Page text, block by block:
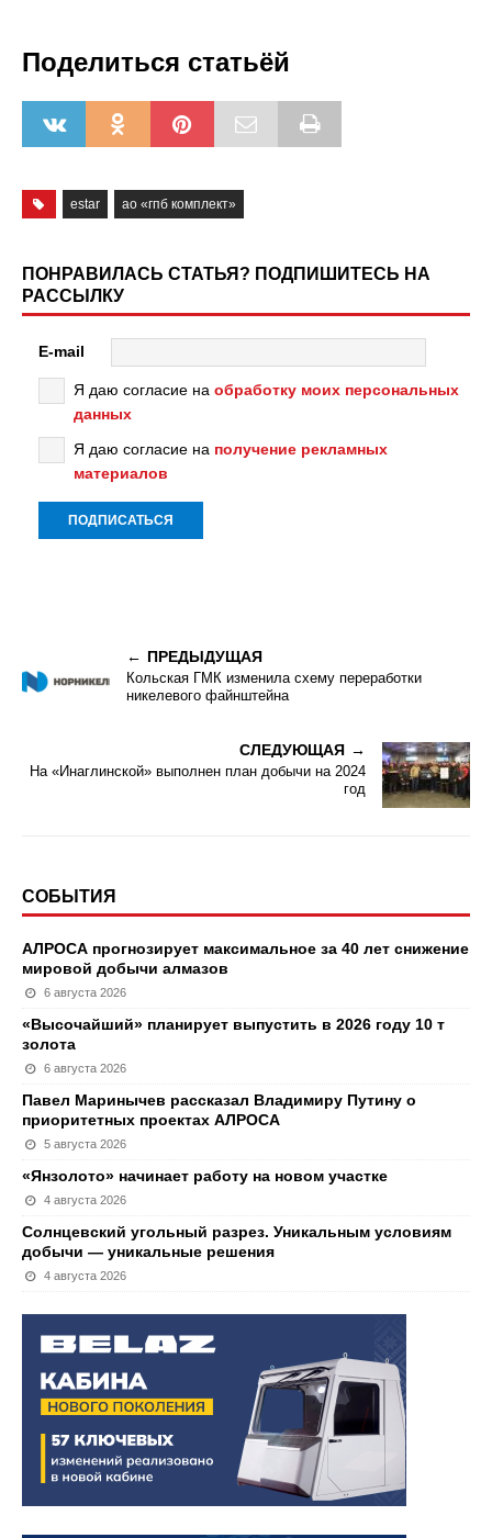
Поделиться статьёй
estar ао «гпб комплект»
ПОНРАВИЛАСЬ СТАТЬЯ? ПОДПИШИТЕСЬ НА
РАССЫЛКУ
E-mail
Я даю согласие на обработку моих персональных
данных
Я даю согласие на получение рекламных
материалов
ПРЕДЫДУЩАЯ
Кольская ГМК изменила схему переработки
никелевого файнштейна
СЛЕДУЮЩАЯ
На «Инаглинской» выполнен план добычи на 2024
год
СОБЫТИЯ
АЛРОСА прогнозирует максимальное за 40 лет снижение
мировой добычи алмазов
6 августа 2026
«Высочайший» планирует выпустить в 2026 году 10 т
золота
6 августа 2026
Павел Маринычев рассказал Владимиру Путину о
приоритетных проектах АЛРОСА
5 августа 2026
«Янзолото» начинает работу на новом участке
4 августа 2026
Солнцевский угольный разрез. Уникальным условиям
добычи — уникальные решения
4 августа 2026